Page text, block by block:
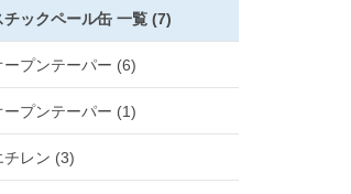
チックペール缶 一覧 (7)
ープンテーパー (6)
ープンテーパー (1)
チレン (3)